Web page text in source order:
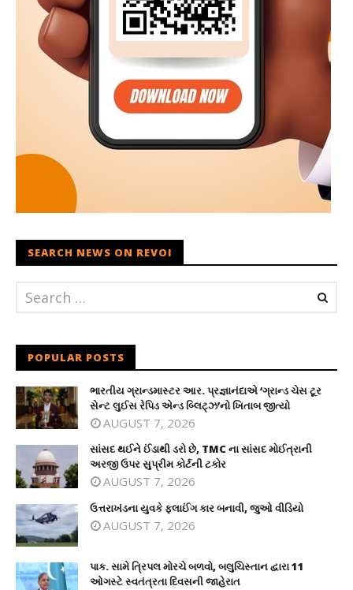
SEARCH NEWS ON REVOI
POPULAR POSTS
ભારતીય ગ્રાન્ડમાસ્ટર આર. પ્રજ્ઞાનંદાએ ‘ગ્રાન્ડ ચેસ ટૂર
સેન્ટ લુઈસ રેપિડ એન્ડ બ્લિટ્ઝ’નો ખિતાબ જીત્યો
AUGUST 7, 2026
સાંસદ થઈને ઈંડાથી ડરો છે, TMC ના સાંસદ મોઈત્રાની
અરજી ઉપર સુપ્રીમ કોર્ટની ટકોર
AUGUST 7, 2026
ઉત્તરાખંડના યુવકે ફ્લાઈંગ કાર બનાવી, જુઓ વીડિયો
AUGUST 7, 2026
પાક. સામે ત્રિપલ મોરચે બળવો, બલુચિસ્તાન દ્વારા 11
ઓગસ્ટે સ્વતંત્રતા દિવસની જાહેરાત